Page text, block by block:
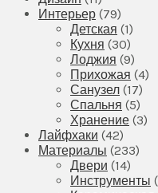
Интерьер (79)
Детская (1)
Кухня (30)
Лоджия (9)
Прихожая (4)
Санузел (17)
Спальня (5)
Хранение (3)
Лайфхаки (42)
Материалы (233)
Двери (14)
Инструменты